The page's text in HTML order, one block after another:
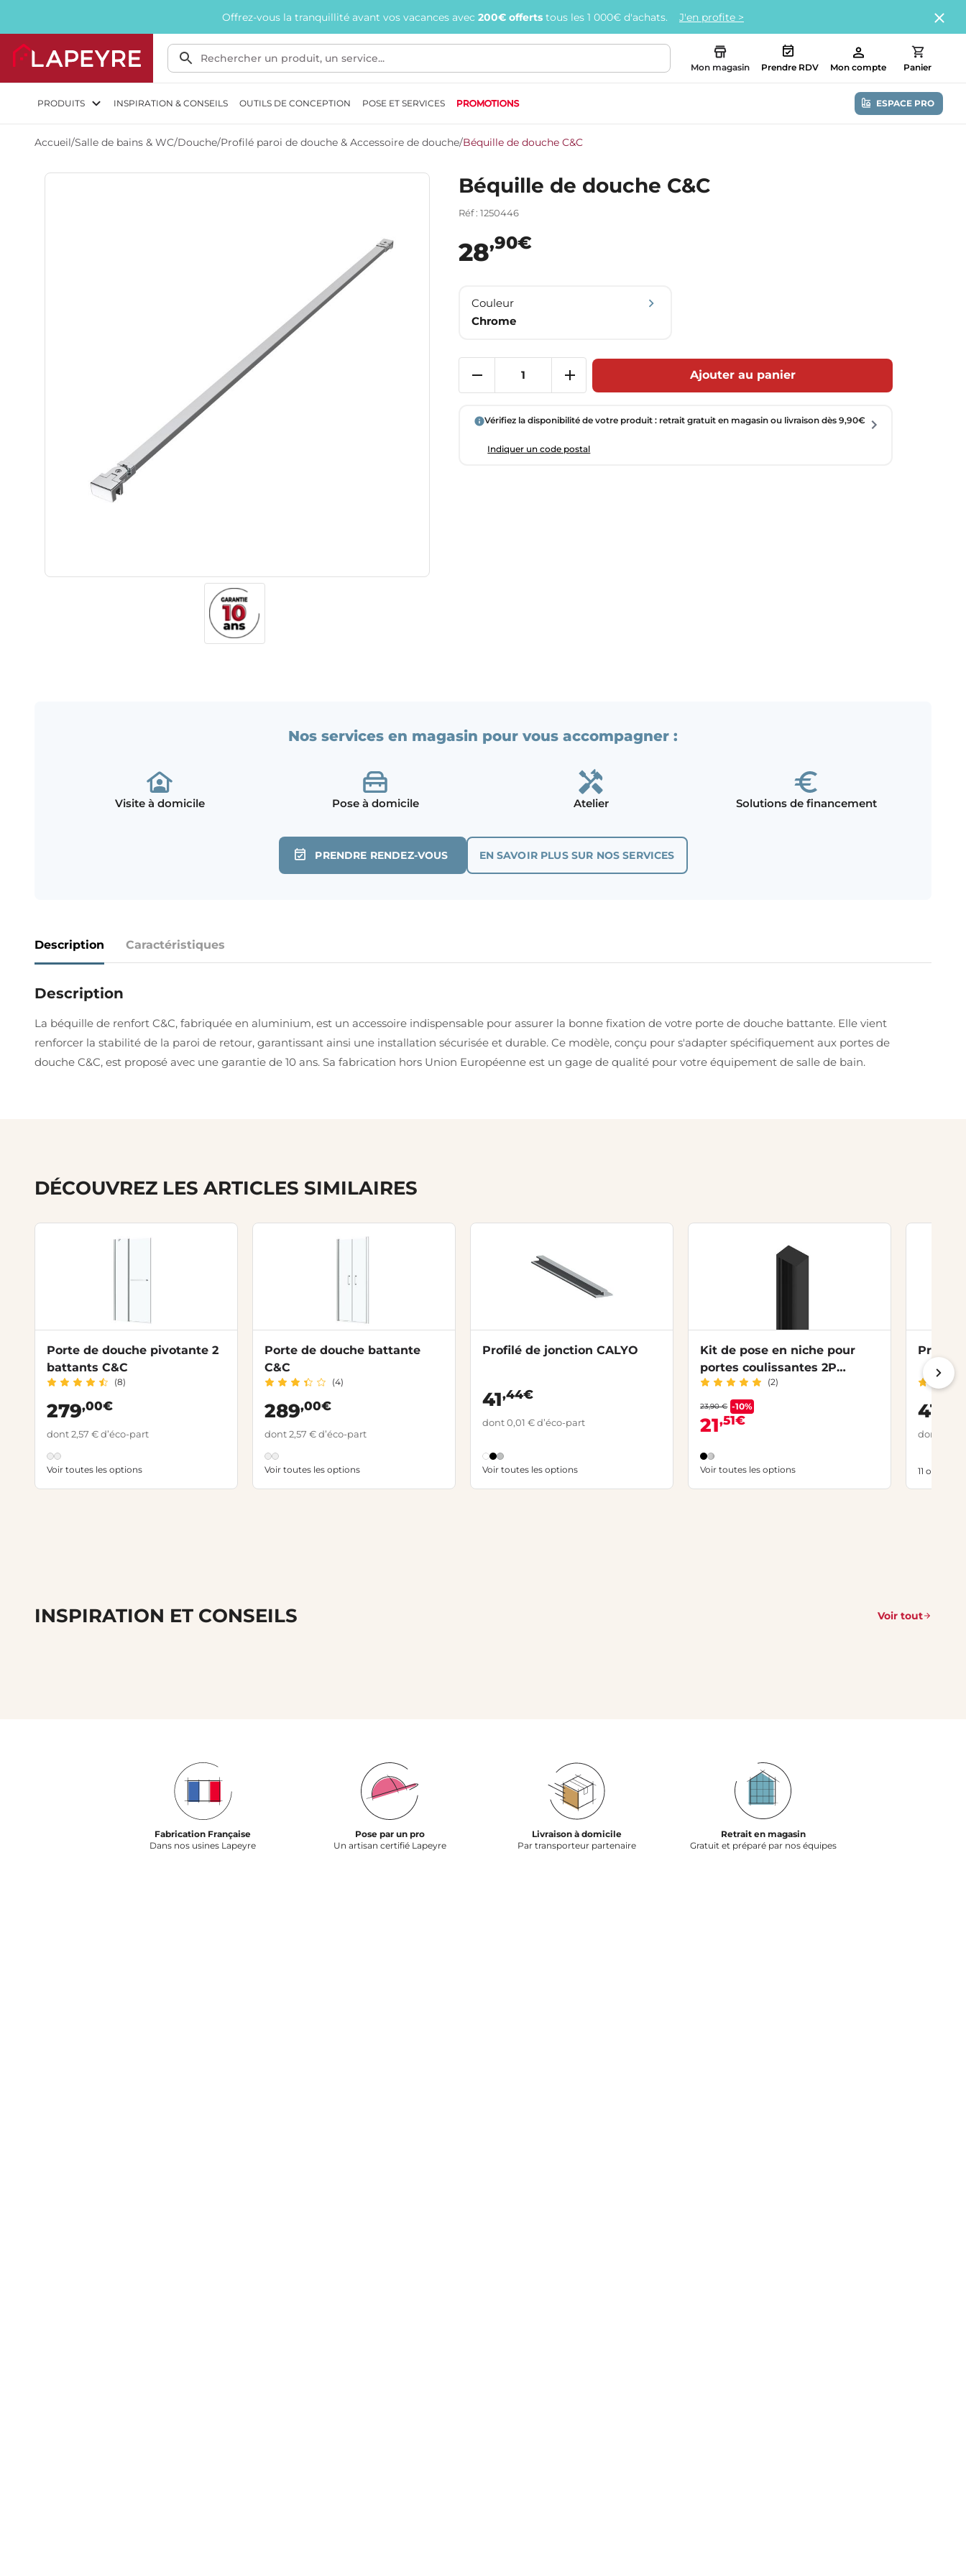
Offrez-vous la tranquillité avant vos vacances avec 200€ offerts tous les 1 000€ d'achats. J'en profite >
Mon magasin Prendre RDV Mon compte Panier
PRODUITS INSPIRATION & CONSEILS OUTILS DE CONCEPTION POSE ET SERVICES PROMOTIONS ESPACE PRO
Accueil/Salle de bains & WC/Douche/Profilé paroi de douche & Accessoire de douche/Béquille de douche C&C
Béquille de douche C&C
Réf : 1250446
28,90€
Couleur
Chrome
Ajouter au panier
Vérifiez la disponibilité de votre produit : retrait gratuit en magasin ou livraison dès 9,90€
Indiquer un code postal
Nos services en magasin pour vous accompagner :
Visite à domicile Pose à domicile Atelier Solutions de financement
PRENDRE RENDEZ-VOUS EN SAVOIR PLUS SUR NOS SERVICES
Description Caractéristiques
Description
La béquille de renfort C&C, fabriquée en aluminium, est un accessoire indispensable pour assurer la bonne fixation de votre porte de douche battante. Elle vient
renforcer la stabilité de la paroi de retour, garantissant ainsi une installation sécurisée et durable. Ce modèle, conçu pour s'adapter spécifiquement aux portes de
douche C&C, est proposé avec une garantie de 10 ans. Sa fabrication hors Union Européenne est un gage de qualité pour votre équipement de salle de bain.
DÉCOUVREZ LES ARTICLES SIMILAIRES
Porte de douche pivotante 2
battants C&C
(8)
279,00€
dont 2,57 € d’éco-part
Voir toutes les options
Porte de douche battante
C&C
(4)
289,00€
dont 2,57 € d’éco-part
Voir toutes les options
Profilé de jonction CALYO
41,44€
dont 0,01 € d’éco-part
Voir toutes les options
Kit de pose en niche pour
portes coulissantes 2P
MARILOU 2(2)
23,90 € -10%
21,51€
Voir toutes les options
Profilé
41
dont 0,03
11 options
INSPIRATION ET CONSEILS Voir tout
Fabrication Française
Dans nos usines Lapeyre
Pose par un pro
Un artisan certifié Lapeyre
Livraison à domicile
Par transporteur partenaire
Retrait en magasin
Gratuit et préparé par nos équipes